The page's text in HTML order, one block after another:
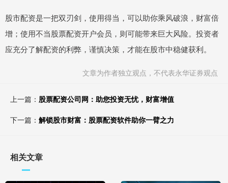
股市配资是一把双刃剑，使用得当，可以助你乘风破浪，财富倍
增；使用不当股票配资开户会员，则可能带来巨大风险。投资者
应充分了解配资的利弊，谨慎决策，才能在股市中稳健获利。
文章为作者独立观点，不代表永华证券观点
上一篇： 股票配资公司网：助您投资无忧，财富增值
下一篇： 解锁股市财富：股票配资软件助你一臂之力
相关文章